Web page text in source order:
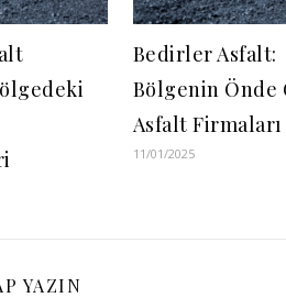
Bedirler Asfalt:
Bölgenin Önde
Asfalt Firmaları
11/01/2025
YAZIN